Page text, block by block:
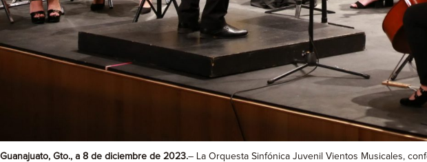
Guanajuato, Gto., a 8 de diciembre de 2023.– La Orquesta Sinfónica Juvenil Vientos Musicales,